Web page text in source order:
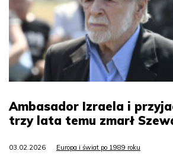
Ambasador Izraela i
trzy lata temu zmarł
03.02.2026 Europa i świat po 1989 roku